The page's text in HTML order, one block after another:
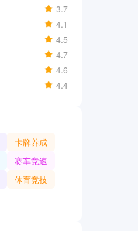
3.7
4.1
4.5
4.7
4.6
4.4
卡牌养成
赛车竞速
体育竞技